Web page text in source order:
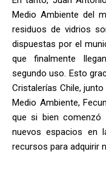
Medio Ambiente del
residuos de vidrios
dispuestas por el
que finalmente
segundo uso. Esto
Cristalerías Chile,
Medio Ambiente,
que si bien comenzó
nuevos espacios en
recursos para adquirir